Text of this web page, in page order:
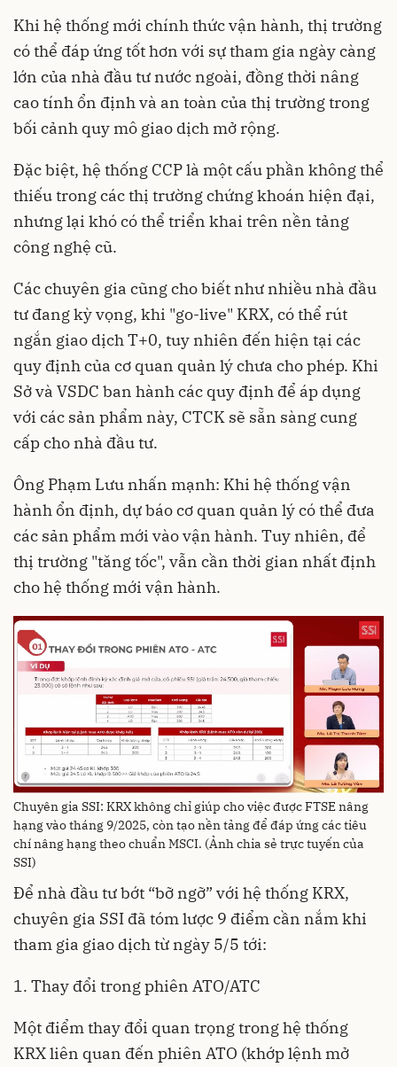
Khi hệ thống mới chính thức vận hành, thị trường
có thể đáp ứng tốt hơn với sự tham gia ngày càng
lớn của nhà đầu tư nước ngoài, đồng thời nâng
cao tính ổn định và an toàn của thị trường trong
bối cảnh quy mô giao dịch mở rộng.
Đặc biệt, hệ thống CCP là một cấu phần không thể
thiếu trong các thị trường chứng khoán hiện đại,
nhưng lại khó có thể triển khai trên nền tảng
công nghệ cũ.
Các chuyên gia cũng cho biết như nhiều nhà đầu
tư đang kỳ vọng, khi "go-live" KRX, có thể rút
ngắn giao dịch T+0, tuy nhiên đến hiện tại các
quy định của cơ quan quản lý chưa cho phép. Khi
Sở và VSDC ban hành các quy định để áp dụng
với các sản phẩm này, CTCK sẽ sẵn sàng cung
cấp cho nhà đầu tư.
Ông Phạm Lưu nhấn mạnh: Khi hệ thống vận
hành ổn định, dự báo cơ quan quản lý có thể đưa
các sản phẩm mới vào vận hành. Tuy nhiên, để
thị trường "tăng tốc", vẫn cần thời gian nhất định
cho hệ thống mới vận hành.
Chuyên gia SSI: KRX không chỉ giúp cho việc được FTSE nâng
hạng vào tháng 9/2025, còn tạo nền tảng để đáp ứng các tiêu
chí nâng hạng theo chuẩn MSCI. (Ảnh chia sẻ trực tuyến của
SSI)
Để nhà đầu tư bớt “bỡ ngỡ” với hệ thống KRX,
chuyên gia SSI đã tóm lược 9 điểm cần nắm khi
tham gia giao dịch từ ngày 5/5 tới:
1. Thay đổi trong phiên ATO/ATC
Một điểm thay đổi quan trọng trong hệ thống
KRX liên quan đến phiên ATO (khớp lệnh mở